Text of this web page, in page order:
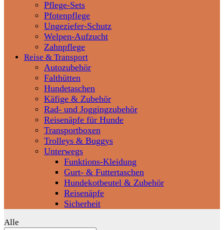
Pflege-Sets
Pfotenpflege
Ungeziefer-Schutz
Welpen-Aufzucht
Zahnpflege
Reise & Transport
Autozubehör
Falthütten
Hundetaschen
Käfige & Zubehör
Rad- und Joggingzubehör
Reisenäpfe für Hunde
Transportboxen
Trolleys & Buggys
Unterwegs
Funktions-Kleidung
Gurt- & Futtertaschen
Hundekotbeutel & Zubehör
Reisenäpfe
Sicherheit
Alle